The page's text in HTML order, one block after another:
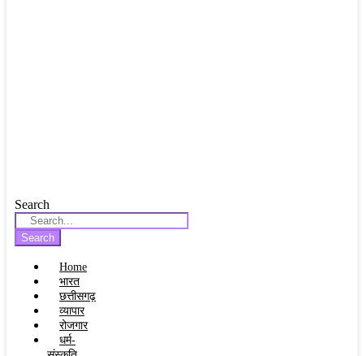
Search
Search
Home
भारत
छत्तीसगढ़
व्यापार
रोजगार
धर्म-